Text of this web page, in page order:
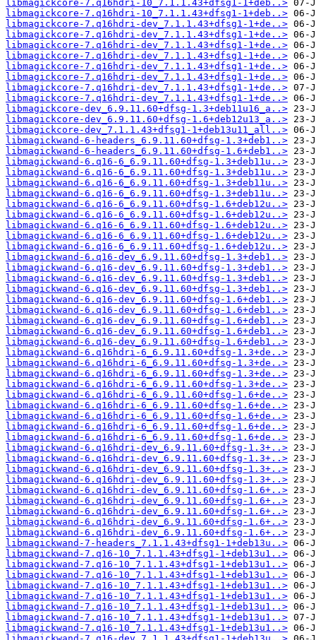
libmagickcore-7.q16hdri-10_7.1.1.43+dfsg1-1+deb..>
libmagickcore-7.q16hdri-10_7.1.1.43+dfsg1-1+deb..>
libmagickcore-7.q16hdri-dev_7.1.1.43+dfsg1-1+de..>
libmagickcore-7.q16hdri-dev_7.1.1.43+dfsg1-1+de..>
libmagickcore-7.q16hdri-dev_7.1.1.43+dfsg1-1+de..>
libmagickcore-7.q16hdri-dev_7.1.1.43+dfsg1-1+de..>
libmagickcore-7.q16hdri-dev_7.1.1.43+dfsg1-1+de..>
libmagickcore-7.q16hdri-dev_7.1.1.43+dfsg1-1+de..>
libmagickcore-7.q16hdri-dev_7.1.1.43+dfsg1-1+de..>
libmagickcore-7.q16hdri-dev_7.1.1.43+dfsg1-1+de..>
libmagickcore-dev_6.9.11.60+dfsg-1.3+deb11u16_a..>
libmagickcore-dev_6.9.11.60+dfsg-1.6+deb12u13_a..>
libmagickcore-dev_7.1.1.43+dfsg1-1+deb13u11_all..>
libmagickwand-6-headers_6.9.11.60+dfsg-1.3+deb1..>
libmagickwand-6-headers_6.9.11.60+dfsg-1.6+deb1..>
libmagickwand-6.q16-6_6.9.11.60+dfsg-1.3+deb11u..>
libmagickwand-6.q16-6_6.9.11.60+dfsg-1.3+deb11u..>
libmagickwand-6.q16-6_6.9.11.60+dfsg-1.3+deb11u..>
libmagickwand-6.q16-6_6.9.11.60+dfsg-1.3+deb11u..>
libmagickwand-6.q16-6_6.9.11.60+dfsg-1.6+deb12u..>
libmagickwand-6.q16-6_6.9.11.60+dfsg-1.6+deb12u..>
libmagickwand-6.q16-6_6.9.11.60+dfsg-1.6+deb12u..>
libmagickwand-6.q16-6_6.9.11.60+dfsg-1.6+deb12u..>
libmagickwand-6.q16-6_6.9.11.60+dfsg-1.6+deb12u..>
libmagickwand-6.q16-dev_6.9.11.60+dfsg-1.3+deb1..>
libmagickwand-6.q16-dev_6.9.11.60+dfsg-1.3+deb1..>
libmagickwand-6.q16-dev_6.9.11.60+dfsg-1.3+deb1..>
libmagickwand-6.q16-dev_6.9.11.60+dfsg-1.3+deb1..>
libmagickwand-6.q16-dev_6.9.11.60+dfsg-1.6+deb1..>
libmagickwand-6.q16-dev_6.9.11.60+dfsg-1.6+deb1..>
libmagickwand-6.q16-dev_6.9.11.60+dfsg-1.6+deb1..>
libmagickwand-6.q16-dev_6.9.11.60+dfsg-1.6+deb1..>
libmagickwand-6.q16-dev_6.9.11.60+dfsg-1.6+deb1..>
libmagickwand-6.q16hdri-6_6.9.11.60+dfsg-1.3+de..>
libmagickwand-6.q16hdri-6_6.9.11.60+dfsg-1.3+de..>
libmagickwand-6.q16hdri-6_6.9.11.60+dfsg-1.3+de..>
libmagickwand-6.q16hdri-6_6.9.11.60+dfsg-1.3+de..>
libmagickwand-6.q16hdri-6_6.9.11.60+dfsg-1.6+de..>
libmagickwand-6.q16hdri-6_6.9.11.60+dfsg-1.6+de..>
libmagickwand-6.q16hdri-6_6.9.11.60+dfsg-1.6+de..>
libmagickwand-6.q16hdri-6_6.9.11.60+dfsg-1.6+de..>
libmagickwand-6.q16hdri-6_6.9.11.60+dfsg-1.6+de..>
libmagickwand-6.q16hdri-dev_6.9.11.60+dfsg-1.3+..>
libmagickwand-6.q16hdri-dev_6.9.11.60+dfsg-1.3+..>
libmagickwand-6.q16hdri-dev_6.9.11.60+dfsg-1.3+..>
libmagickwand-6.q16hdri-dev_6.9.11.60+dfsg-1.3+..>
libmagickwand-6.q16hdri-dev_6.9.11.60+dfsg-1.6+..>
libmagickwand-6.q16hdri-dev_6.9.11.60+dfsg-1.6+..>
libmagickwand-6.q16hdri-dev_6.9.11.60+dfsg-1.6+..>
libmagickwand-6.q16hdri-dev_6.9.11.60+dfsg-1.6+..>
libmagickwand-6.q16hdri-dev_6.9.11.60+dfsg-1.6+..>
libmagickwand-7-headers_7.1.1.43+dfsg1-1+deb13u..>
libmagickwand-7.q16-10_7.1.1.43+dfsg1-1+deb13u1..>
libmagickwand-7.q16-10_7.1.1.43+dfsg1-1+deb13u1..>
libmagickwand-7.q16-10_7.1.1.43+dfsg1-1+deb13u1..>
libmagickwand-7.q16-10_7.1.1.43+dfsg1-1+deb13u1..>
libmagickwand-7.q16-10_7.1.1.43+dfsg1-1+deb13u1..>
libmagickwand-7.q16-10_7.1.1.43+dfsg1-1+deb13u1..>
libmagickwand-7.q16-10_7.1.1.43+dfsg1-1+deb13u1..>
libmagickwand-7.q16-10_7.1.1.43+dfsg1-1+deb13u1..>